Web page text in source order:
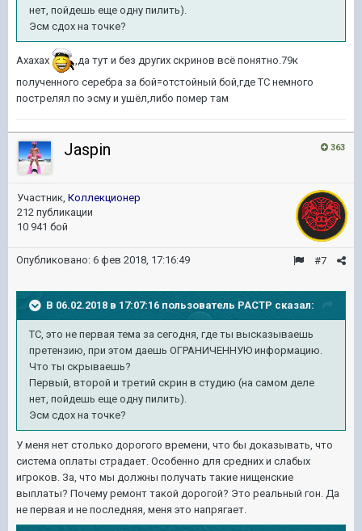
нет, пойдешь еще одну пилить).
Эсм сдох на точке?
Ахахах
,да тут и без других скринов всё понятно.79к
полученного серебра за бой=отстойный бой,где ТС немного
пострелял по эсму и ушёл,либо помер там
363
Jaspin
Участник, Коллекционер
212 публикации
10 941 бой
#7
Опубликовано: 6 фев 2018, 17:16:49
В 06.02.2018 в 17:07:16 пользователь PACTP сказал:
ТС, это не первая тема за сегодня, где ты высказываешь
претензию, при этом даешь ОГРАНИЧЕННУЮ информацию.
Что ты скрываешь?
Первый, второй и третий скрин в студию (на самом деле
нет, пойдешь еще одну пилить).
Эсм сдох на точке?
У меня нет столько дорогого времени, что бы доказывать, что
система оплаты страдает. Особенно для средних и слабых
игроков. За, что мы должны получать такие нищенские
выплаты? Почему ремонт такой дорогой? Это реальный гон. Да
не первая и не последняя, меня это напрягает.